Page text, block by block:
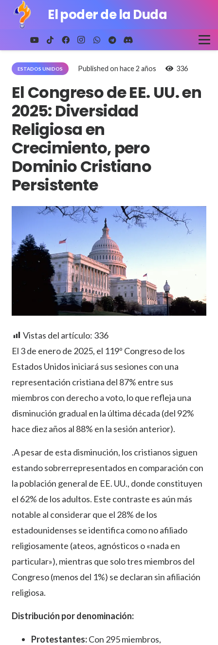
El poder de la Duda
ESTADOS UNIDOS Published onhace 2 años 336
El Congreso de EE. UU. en
2025: Diversidad
Religiosa en
Crecimiento, pero
Dominio Cristiano
Persistente
Vistas del artículo: 336
El 3 de enero de 2025, el 119º Congreso de los
Estados Unidos iniciará sus sesiones con una
representación cristiana del 87% entre sus
miembros con derecho a voto, lo que refleja una
disminución gradual en la última década (del 92%
hace diez años al 88% en la sesión anterior).
.A pesar de esta disminución, los cristianos siguen
estando sobrerrepresentados en comparación con
la población general de EE. UU., donde constituyen
el 62% de los adultos. Este contraste es aún más
notable al considerar que el 28% de los
estadounidenses se identifica como no afiliado
religiosamente (ateos, agnósticos o «nada en
particular»), mientras que solo tres miembros del
Congreso (menos del 1%) se declaran sin afiliación
religiosa.
Distribución por denominación:
Protestantes:Con 295 miembros,